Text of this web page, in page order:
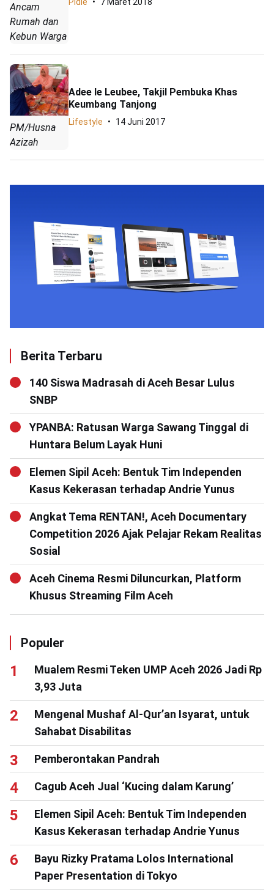
Ancam
Rumah dan
Kebun Warga
PM/Husna
Azizah
Adee Ie Leubee, Takjil Pembuka Khas
Keumbang Tanjong
Lifestyle 14 Juni 2017
Berita Terbaru
140 Siswa Madrasah di Aceh Besar Lulus
SNBP
YPANBA: Ratusan Warga Sawang Tinggal di
Huntara Belum Layak Huni
Elemen Sipil Aceh: Bentuk Tim Independen
Kasus Kekerasan terhadap Andrie Yunus
Angkat Tema RENTAN!, Aceh Documentary
Competition 2026 Ajak Pelajar Rekam Realitas
Sosial
Aceh Cinema Resmi Diluncurkan, Platform
Khusus Streaming Film Aceh
Populer
Mualem Resmi Teken UMP Aceh 2026 Jadi Rp
3,93 Juta
Mengenal Mushaf Al-Qur’an Isyarat, untuk
Sahabat Disabilitas
Pemberontakan Pandrah
Cagub Aceh Jual ‘Kucing dalam Karung’
Elemen Sipil Aceh: Bentuk Tim Independen
Kasus Kekerasan terhadap Andrie Yunus
Bayu Rizky Pratama Lolos International
Paper Presentation di Tokyo